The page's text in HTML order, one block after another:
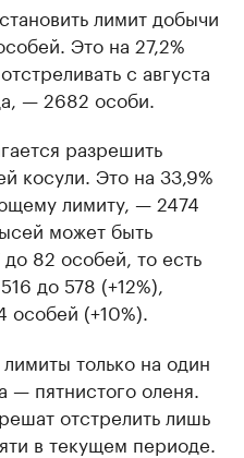
лимит добычи
Это на 27,2%
с августа
— 2682 особи.
разрешить
косули. Это на 33,9%
лимиту, — 2474
может быть
82 особей, то есть
до 578 (+12%),
(+10%).
только на один
— пятнистого оленя.
отстрелить лишь
в текущем периоде.